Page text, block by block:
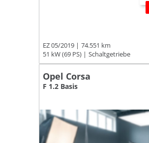
EZ 05/2019
74.551 km
51 kW (69 PS)
Schaltgetriebe
Opel Corsa
F 1.2 Basis